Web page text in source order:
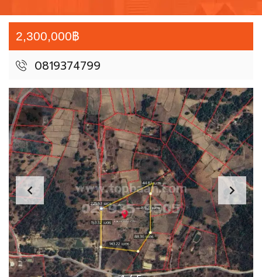
2,300,000฿
0819374799